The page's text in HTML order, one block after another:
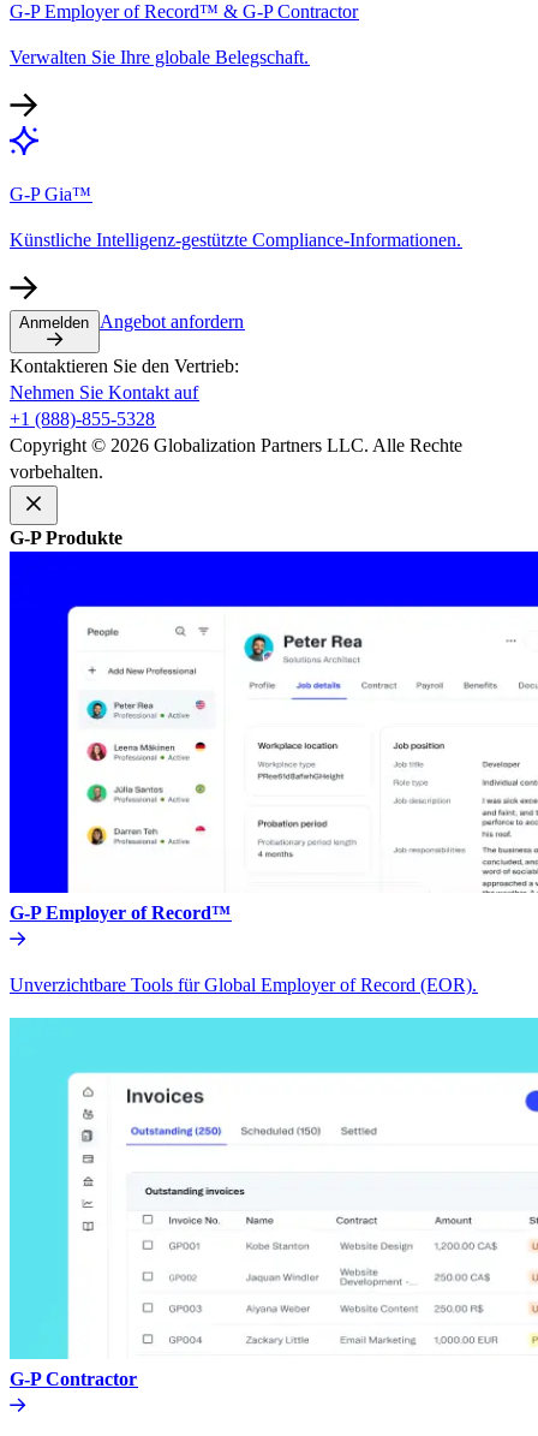
G-P Employer of Record™ & G-P Contractor​​
Verwalten Sie Ihre globale Belegschaft.​​
G-P Gia™​​
Künstliche Intelligenz-gestützte Compliance-Informationen.​​
Anmelden​​ Angebot anfordern​​
Kontaktieren Sie den Vertrieb:​​
Nehmen Sie Kontakt auf​​
+1 (888)-855-5328​​
Copyright © 2026 Globalization Partners LLC. Alle Rechte
vorbehalten.​​
G-P Produkte​​
G-P Employer of Record™​​
Unverzichtbare Tools für Global Employer of Record (EOR).​​
G-P Contractor​​